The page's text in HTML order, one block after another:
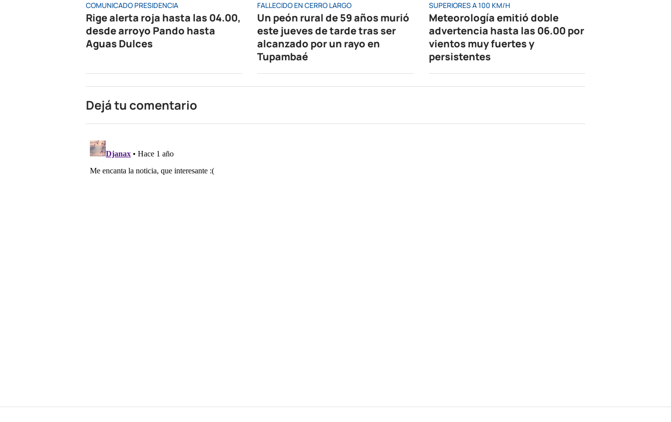
COMUNICADO PRESIDENCIA
Rige alerta roja hasta las 04.00,
desde arroyo Pando hasta
Aguas Dulces
FALLECIDO EN CERRO LARGO
Un peón rural de 59 años murió
este jueves de tarde tras ser
alcanzado por un rayo en
Tupambaé
SUPERIORES A 100 KM/H
Meteorología emitió doble
advertencia hasta las 06.00 por
vientos muy fuertes y
persistentes
Dejá tu comentario